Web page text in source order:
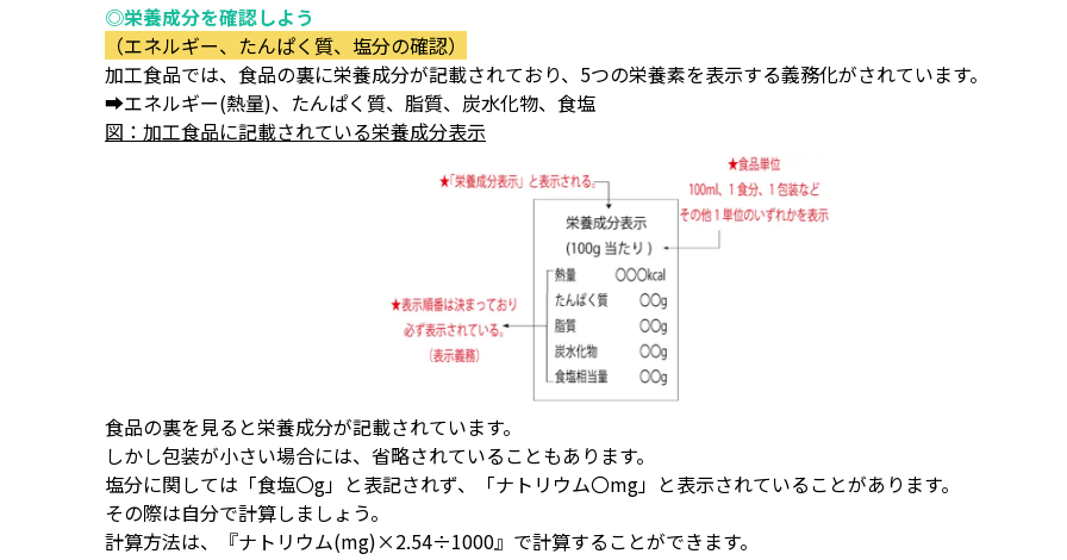
◎栄養成分を確認しよう
（エネルギー、たんぱく質、塩分の確認）
加工食品では、食品の裏に栄養成分が記載されており、5つの栄養素を表示する義務化がされています。
➡エネルギー(熱量)、たんぱく質、脂質、炭水化物、食塩
図：加工食品に記載されている栄養成分表示
食品の裏を見ると栄養成分が記載されています。
しかし包装が小さい場合には、省略されていることもあります。
塩分に関しては「食塩〇g」と表記されず、「ナトリウム〇mg」と表示されていることがあります。
その際は自分で計算しましょう。
計算方法は、『ナトリウム(mg)×2.54÷1000』で計算することができます。